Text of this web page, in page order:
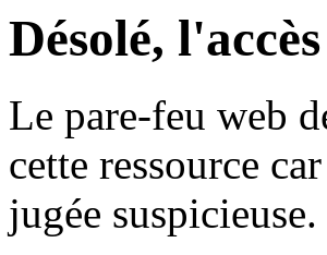
Désolé,
Le pare-feu web
cette ressource
jugée suspicieuse.